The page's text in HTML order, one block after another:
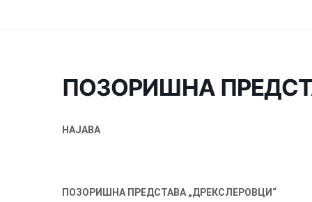
ПОЗОРИШНА
НАЈАВА
ПОЗОРИШНА ПРЕДСТАВА „ДРЕКСЛЕРОВЦИ“